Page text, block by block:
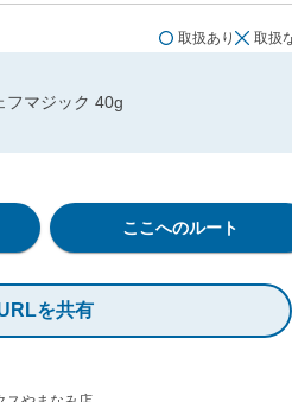
取扱あり 取扱
フマジック 40g
ここへのルート
を共有